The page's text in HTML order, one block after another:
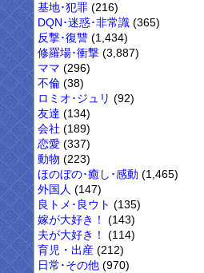
基地･犯罪 (216)
DQN･迷惑･非常識 (365)
反撃･復讐 (1,434)
修羅場･衝撃 (3,887)
ママ (296)
不倫 (38)
ロミオ･ジュリ (92)
友達 (134)
会社 (189)
恋愛 (337)
動物 (223)
ほのぼの･癒し･感動 (1,465)
外国人 (147)
良トメ･良ウト (135)
嫁が大好き！
(143)
夫が大好き！
(114)
育児・出産 (212)
日常･その他 (970)